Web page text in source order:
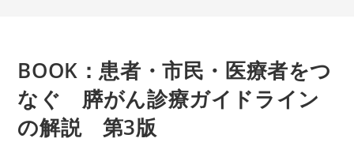
BOOK：患者・市民・医療者をつ
なぐ 膵がん診療ガイドライン
の解説 第3版